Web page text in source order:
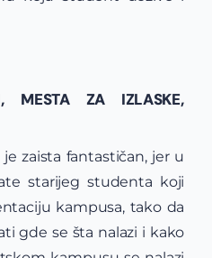
MESTA ZA IZLASKE,
je zaista fantastičan, jer u
starijeg studenta koji
kampusa, tako da
gde se šta nalazi i kako